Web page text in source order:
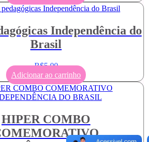
Independência do
Brasil
R$5,00
Adicionar ao carrinho
HIPER COMBO